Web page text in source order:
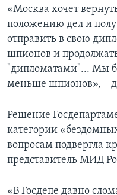
«Москва хочет
положению дел и
отправить в свою
шпионов и
"дипломатами"... Мы
меньше шпионов», –
Решение
категории
вопросам подвергла
представитель МИД
«В Госдепе давно